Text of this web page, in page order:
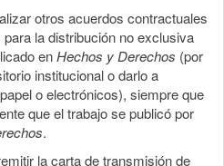
otros acuerdos contractuales
la distribución no exclusiva
enHechos y Derechos (por
institucional o darlo a
o electrónicos), siempre que
que el trabajo se publicó por
.
la carta de transmisión de